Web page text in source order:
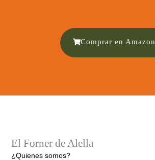
Comprar en Amazon
El Forner de Alella
¿Quienes somos?